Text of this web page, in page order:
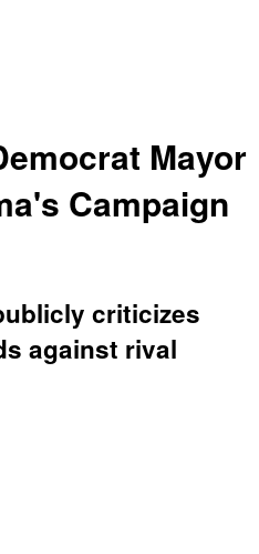
Mayor
Campaign
criticizes
against rival